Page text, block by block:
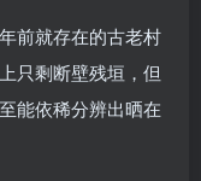
前就存在的古老村
只剩断壁残垣，但
能依稀分辨出晒在